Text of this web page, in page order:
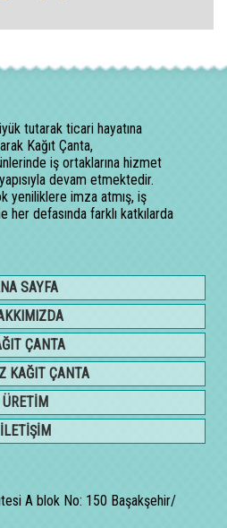
tutarak ticari hayatına
Kağıt Çanta,
iş ortaklarına hizmet
devam etmektedir.
yeniliklere imza atmış, iş
her defasında farklı katkılarda
SAYFA
ÇANTA
KAĞIT ÇANTA
ÜRETİM
İLETİŞİM
A blok No: 150 Başakşehir/